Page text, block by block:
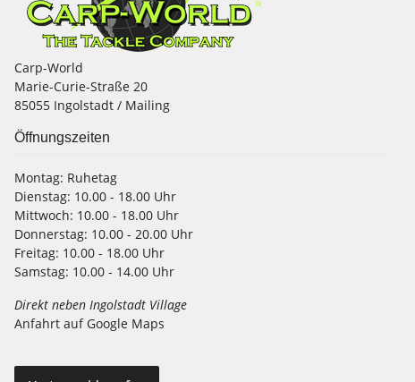
Carp-World
Marie-Curie-Straße 20
85055 Ingolstadt / Mailing
Öffnungszeiten
Montag: Ruhetag
Dienstag: 10.00 - 18.00 Uhr
Mittwoch: 10.00 - 18.00 Uhr
Donnerstag: 10.00 - 20.00 Uhr
Freitag: 10.00 - 18.00 Uhr
Samstag: 10.00 - 14.00 Uhr
Direkt neben Ingolstadt Village
Anfahrt auf Google Maps